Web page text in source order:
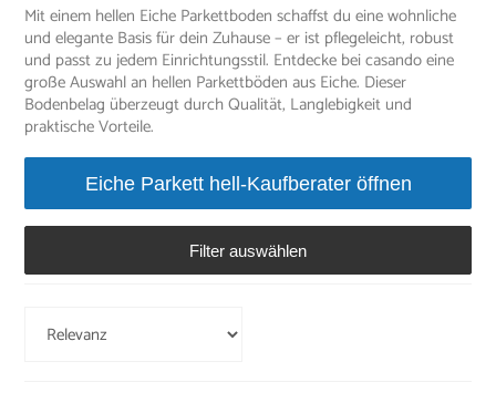
Mit einem hellen Eiche Parkettboden schaffst du eine wohnliche
und elegante Basis für dein Zuhause – er ist pflegeleicht, robust
und passt zu jedem Einrichtungsstil. Entdecke bei casando eine
große Auswahl an hellen Parkettböden aus Eiche. Dieser
Bodenbelag überzeugt durch Qualität, Langlebigkeit und
praktische Vorteile.
Eiche Parkett hell-Kaufberater öffnen
Filter auswählen